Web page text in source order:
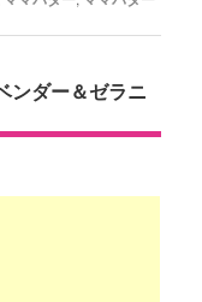
ダー＆ゼラニ